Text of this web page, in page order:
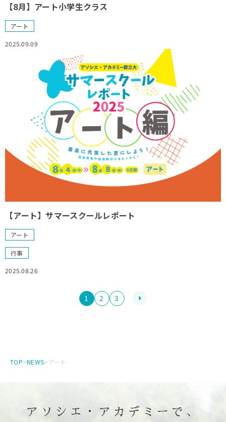
【8月】アート小学生クラス
アート
2025.09.09
【アート】サマースクールレポート
アート
行事
2025.08.26
ジ
り
1 2 3
TOP>NEWS>アート
アソシエ・アカデミーで、